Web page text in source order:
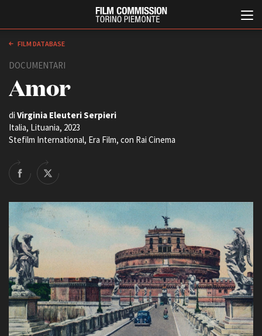
Chi siamo
Storia della Fondazione
Contatti
La sede
Partner
Rete regionale
Bilancio sociale
Amministrazione
trasparente
Bandi e gare
Anteprime in Piemonte
TFI Torino Film Industry -
Production Days
Avenue Cove - Erasmus +
Guarda che storia!
La Grazia - Immagini e
location della Torino di Paolo
Sorrentino
Open Day
Ciak in TOur!
FILM DATABASE
DOCUMENTARI
Amor
di Virginia Eleuteri Serpieri
Italia, Lituania, 2023
Stefilm International, Era Film, con Rai Cinema